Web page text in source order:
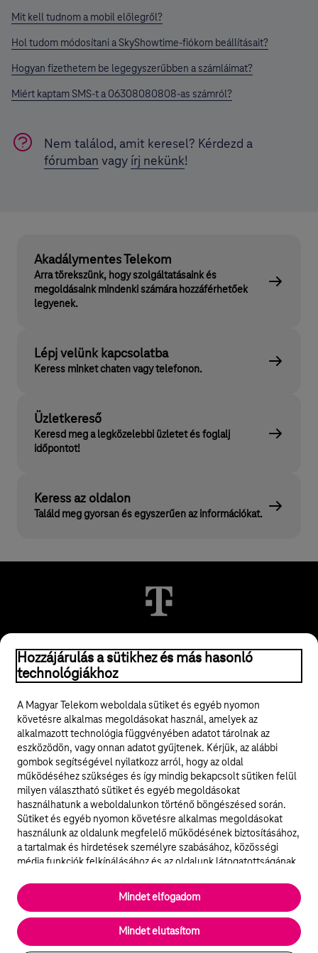
Mit kell tudnom a mobil előlegről?
Hol tudom módosítani a SkyShowtime-fiókom beállításait?
Hogyan fizethetem be legegyszerűbben a számláimat?
Miért kaptam SMS-t a 06308080808-as számról?
Nem találod, amit keresel? Kérdezd a
fórumban vagy írj nekünk!
Akadálymentes Telekom
Arra törekszünk, hogy szolgáltatásaink és
megoldásaink mindenki számára hozzáférhetőek
legyenek.
Lépj velünk kapcsolatba
Keress minket chaten vagy telefonon.
Üzletkereső
Keresd meg a legközelebbi üzletet és foglalj
időpontot!
Keress az oldalon
Találd meg gyorsan és egyszerűen az információkat.
© 2026 Magyar Telekom Nyrt.
ÁSZF
Adatvédelem
Felhívások
Közösségi média
Cookie beállítások
English
Hozzájárulás a sütikhez és más hasonló
technológiákhoz
A Magyar Telekom weboldala sütiket és egyéb nyomon
követésre alkalmas megoldásokat használ, amelyek az
alkalmazott technológia függvényében adatot tárolnak az
eszközödön, vagy onnan adatot gyűjtenek. Kérjük, az alábbi
gombok segítségével nyilatkozz arról, hogy az oldal
működéséhez szükséges és így mindig bekapcsolt sütiken felül
milyen választható sütiket és egyéb megoldásokat
használhatunk a weboldalunkon történő böngészésed során.
Sütiket és egyéb nyomon követésre alkalmas megoldásokat
használunk az oldalunk megfelelő működésének biztosításához,
a tartalmak és hirdetések személyre szabásához, közösségi
média funkciók felkínálásához és az oldalunk látogatottságának
elengedhetetlenek a weboldal működéséhez és nem lehet
kikapcsolni őket a weboldal látogatása során rendszerünkből. A
statisztikai, vagy marketing célú sütik segítségével bizonyos
esetekben az oldalhasználattal kapcsolatos információkat is
megosztjuk hirdetési és elemzési szolgáltatásokat nyújtó
Mindet elutasítom
Mindet elfogadom